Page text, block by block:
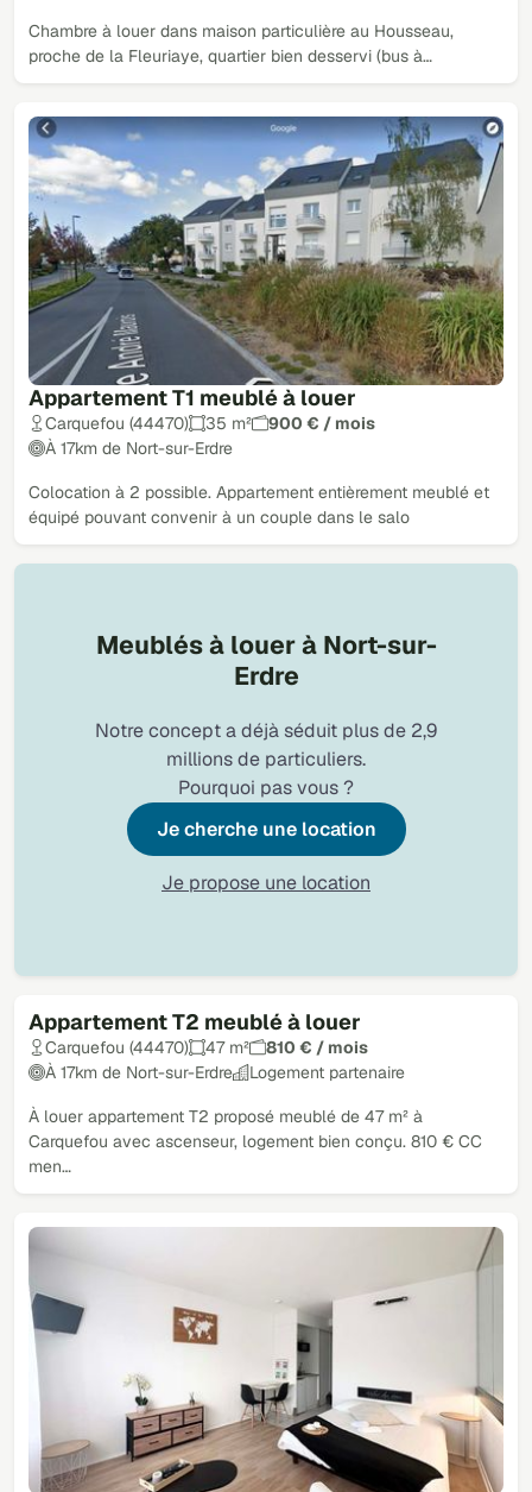
Chambre à louer dans maison particulière au Housseau,
proche de la Fleuriaye, quartier bien desservi (bus à…
Appartement T1 meublé à louer
Carquefou (44470) 35 m²
900 € / mois
À 17km de Nort-sur-Erdre
Colocation à 2 possible. Appartement entièrement meublé et
équipé pouvant convenir à un couple dans le salo
Appartement T2 meublé à louer
Carquefou (44470) 47 m²
810 € / mois
À 17km de Nort-sur-Erdre
Logement partenaire
À louer appartement T2 proposé meublé de 47 m² à
Carquefou avec ascenseur, logement bien conçu. 810 € CC
men…
Meublés à louer à Nort-sur-
Erdre
Notre concept a déjà séduit plus de 2,9
millions de particuliers.
Pourquoi pas vous ?
Je cherche une location
Je propose une location